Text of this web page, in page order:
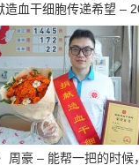
造血干细胞传递希望 –
周豪 – 能帮一把的时